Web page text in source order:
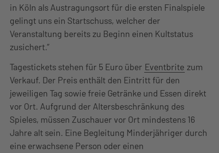
in Köln als Austragungsort für die ersten Finalspiele
gelingt uns ein Startschuss, welcher der
Veranstaltung bereits zu Beginn einen Kultstatus
zusichert.”
Tagestickets stehen für 5 Euro über Eventbrite zum
Verkauf. Der Preis enthält den Eintritt für den
jeweiligen Tag sowie freie Getränke und Essen direkt
vor Ort. Aufgrund der Altersbeschränkung des
Spieles, müssen Zuschauer vor Ort mindestens 16
Jahre alt sein. Eine Begleitung Minderjähriger durch
eine erwachsene Person oder einen